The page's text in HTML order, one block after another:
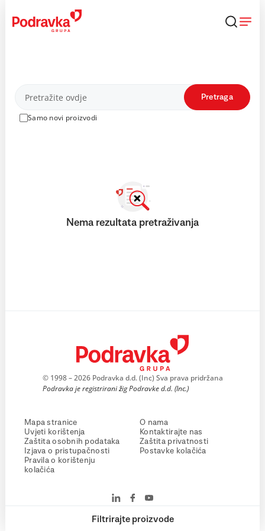
content
Proizvodi
Samo novi proizvodi
Pretraga
Filtrirajte proizvode
Nema rezultata pretraživanja
© 1998 – 2026 Podravka d.d. (Inc) Sva prava pridržana
Podravka je registrirani žig Podravke d.d. (Inc.)
Mapa stranice
Uvjeti korištenja
Zaštita osobnih podataka
Izjava o pristupačnosti
Pravila o korištenju
kolačića
O nama
Kontaktirajte nas
Zaštita privatnosti
Postavke kolačića